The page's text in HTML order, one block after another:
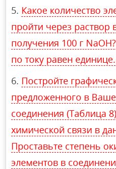
Какое количество
пройти через раствор
получения 100 г
по току равен единице.
Постройте
предложенного в
соединения (Таблица
химической связи в
Проставьте степень
элементов в